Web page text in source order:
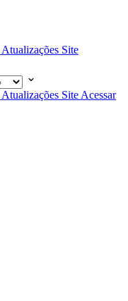
Atualizações Site
Atualizações Site Acessar